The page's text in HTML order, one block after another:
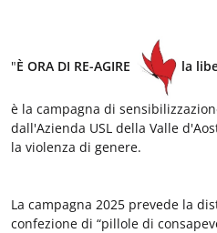
"È ORA DI RE-AGIRE la
è la campagna di
dall'Azienda USL della Valle
la violenza di genere.
La campagna 2025 prevede la
confezione di “pillole di